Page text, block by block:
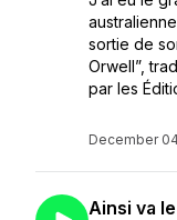
sortie de
Orwell”,
par les
December
Ainsi va